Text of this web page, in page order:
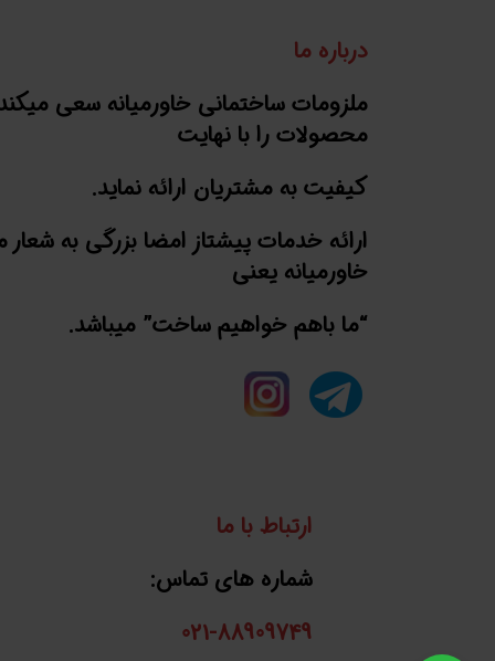
درباره ما
ملزومات ساختمانی خاورمیانه سعی
محصولات را با نهایت
کیفیت به مشتریان ارائه نماید.
ارائه خدمات پیشتاز امضا بزرگی به شعار
خاورمیانه یعنی
“ما باهم خواهیم ساخت” میباشد.
ارتباط با ما
شماره های تماس:
021-88909749